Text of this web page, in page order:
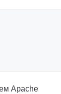
Apache